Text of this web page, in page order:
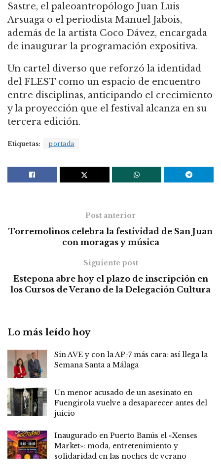
Sastre, el paleoantropólogo Juan Luis
Arsuaga o el periodista Manuel Jabois,
además de la artista Coco Dávez, encargada
de inaugurar la programación expositiva.
Un cartel diverso que reforzó la identidad
del FLEST como un espacio de encuentro
entre disciplinas, anticipando el crecimiento
y la proyección que el festival alcanza en su
tercera edición.
Etiquetas: portada
Post anterior
Torremolinos celebra la festividad de San Juan
con moragas y música
Siguiente post
Estepona abre hoy el plazo de inscripción en
los Cursos de Verano de la Delegación Cultura
Lo más leído hoy
Sin AVE y con la AP-7 más cara: así llega la
Semana Santa a Málaga
Un menor acusado de un asesinato en
Fuengirola vuelve a desaparecer antes del
juicio
Inaugurado en Puerto Banús el «Xenses
Market»: moda, entretenimiento y
solidaridad en las noches de verano